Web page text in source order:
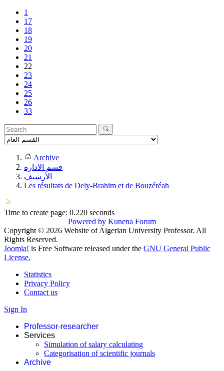
1
17
18
19
20
21
22
23
24
25
26
33
Archive
قسم الادارة
الأرشيف
Les résultats de Dely-Brahim et de Bouzéréah
Time to create page: 0.220 seconds
Powered by Kunena Forum
Copyright © 2026 Website of Algerian University Professor. All
Rights Reserved.
Joomla! is Free Software released under the GNU General Public
License.
Statistics
Privacy Policy
Contact us
Sign In
Professor-researcher
Services
Simulation of salary calculating
Categorisation of scientific journals
Archive